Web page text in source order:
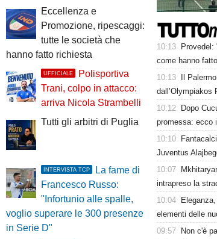
Eccellenza e
Promozione, ripescaggi:
tutte le società che
hanno fatto richiesta
UFFICIALE
Polisportiva
Trani, colpo in attacco:
arriva Nicola Strambelli
Tutti gli arbitri di Puglia
INTERVISTA TCP
La fame di
Francesco Russo:
"Infortunio alle spalle,
voglio superare le 300 presenze
in Serie D"
10:13
come hanno
10:13
Il
dall’Olympiakos
10:12
Dopo
promessa: ecco
10:10
Juventus
10:07
intrapreso la
10:04
elementi delle
09:57
Non c'è